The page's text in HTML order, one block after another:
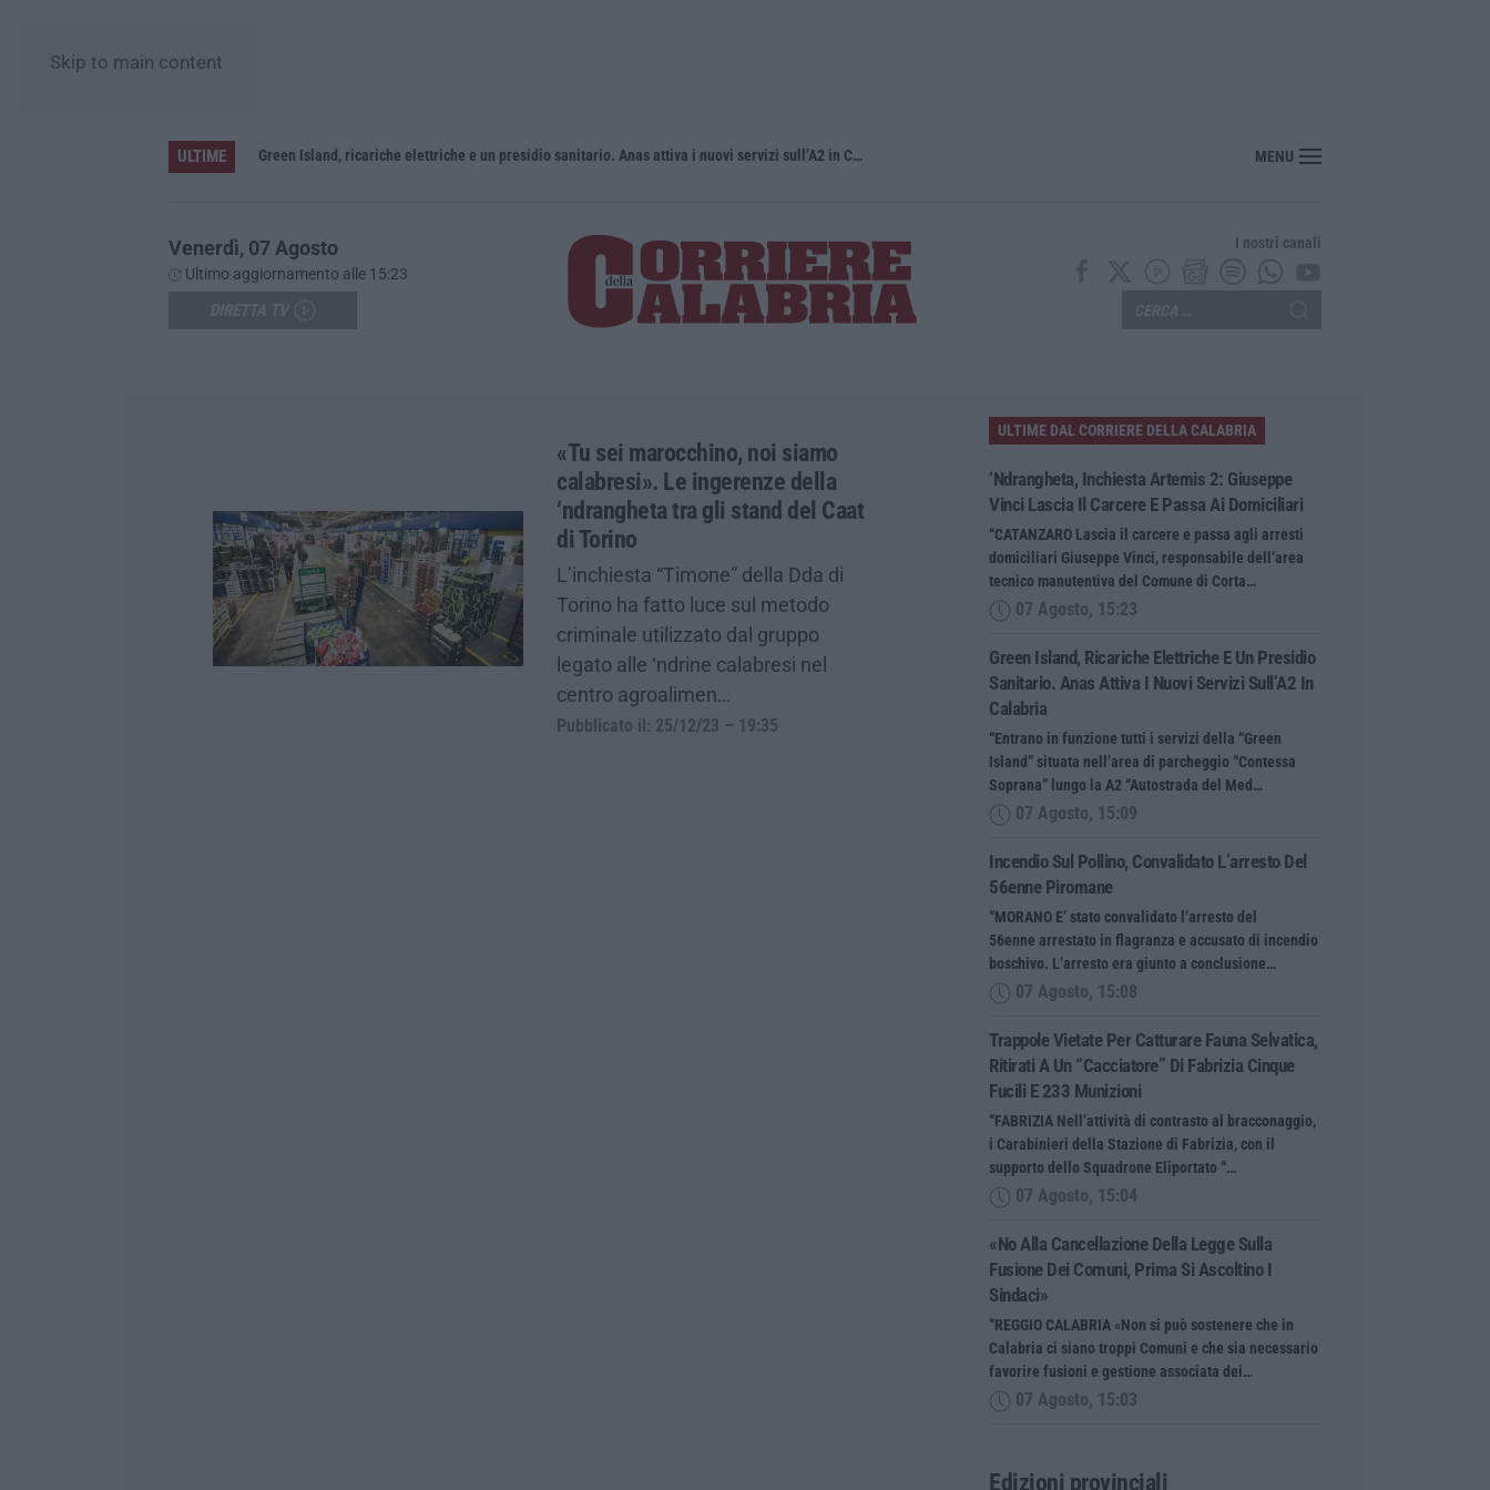
Skip to main content
ULTIME Green Island, ricariche elettriche e un presidio sanitario. Anas attiva i nuovi servizi sull’A2 in Calabria Incendio sul Pollino, convalidato l’arresto del 56enne piromane
MENU
Venerdì, 07 Agosto
Ultimo aggiornamento alle 15:23
I nostri canali
«Tu sei marocchino, noi siamo
calabresi». Le ingerenze della
‘ndrangheta tra gli stand del Caat
di Torino
L’inchiesta “Timone” della Dda di
Torino ha fatto luce sul metodo
criminale utilizzato dal gruppo
legato alle ‘ndrine calabresi nel
centro agroalimen…
Pubblicato il: 25/12/23 – 19:35
ULTIME DAL CORRIERE DELLA CALABRIA
‘Ndrangheta, Inchiesta Artemis 2: Giuseppe
Vinci Lascia Il Carcere E Passa Ai Domiciliari
“CATANZARO Lascia il carcere e passa agli arresti
domiciliari Giuseppe Vinci, responsabile dell’area
tecnico manutentiva del Comune di Corta…
07 Agosto, 15:23
Green Island, Ricariche Elettriche E Un Presidio
Sanitario. Anas Attiva I Nuovi Servizi Sull’A2 In
Calabria
“Entrano in funzione tutti i servizi della “Green
Island” situata nell’area di parcheggio “Contessa
Soprana” lungo la A2 “Autostrada del Med…
07 Agosto, 15:09
Incendio Sul Pollino, Convalidato L’arresto Del
56enne Piromane
“MORANO E’ stato convalidato l’arresto del
56enne arrestato in flagranza e accusato di incendio
boschivo. L’arresto era giunto a conclusione…
07 Agosto, 15:08
Trappole Vietate Per Catturare Fauna Selvatica,
Ritirati A Un “cacciatore” Di Fabrizia Cinque
Fucili E 233 Munizioni
“FABRIZIA Nell’attività di contrasto al bracconaggio,
i Carabinieri della Stazione di Fabrizia, con il
supporto dello Squadrone Eliportato “…
07 Agosto, 15:04
«No Alla Cancellazione Della Legge Sulla
Fusione Dei Comuni, Prima Si Ascoltino I
Sindaci»
“REGGIO CALABRIA «Non si può sostenere che in
Calabria ci siano troppi Comuni e che sia necessario
favorire fusioni e gestione associata dei…
07 Agosto, 15:03
Edizioni provinciali